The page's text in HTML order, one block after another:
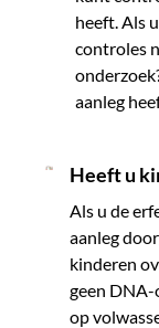
heeft. Als
controles
aanleg
Heeft u
Als u de
aanleg
kinderen
geen
op